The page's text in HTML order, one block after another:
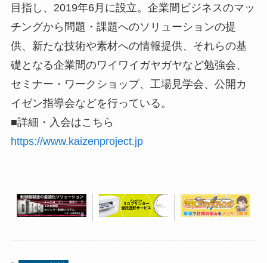
目指し、2019年6月に設立。企業間ビジネスのマッ
チングから問題・課題へのソリューションの提
供、新たな技術や素材への情報提供、それらの基
礎となる企業間のワイワイガヤガヤなど勉強会、
セミナー・ワークショップ、工場見学会、公開カ
イゼン指導会などを行っている。
■詳細・入会はこちら
https://www.kaizenproject.jp